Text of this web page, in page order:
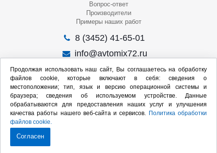
Вопрос-ответ
Производители
Примеры наших работ
8 (3452) 41-65-01
info@avtomix72.ru
г. Тюмень, ул. 50 лет Октября, 120
Пн-Пт
: 09:00 – 19:00
Сб: 10:00 – 17:00
Вс: Выходной
Мы в социальных сетях:
Продолжая использовать наш сайт, Вы соглашаетесь на обработку
файлов cookie, которые включают в себя: сведения о
местоположении; тип, язык и версию операционной системы и
браузера; сведения об используемом устройстве. Данные
обрабатываются для предоставления наших услуг и улучшения
качества работы нашего веб-сайта и сервисов. Политика обработки
файлов cookie.
Согласен